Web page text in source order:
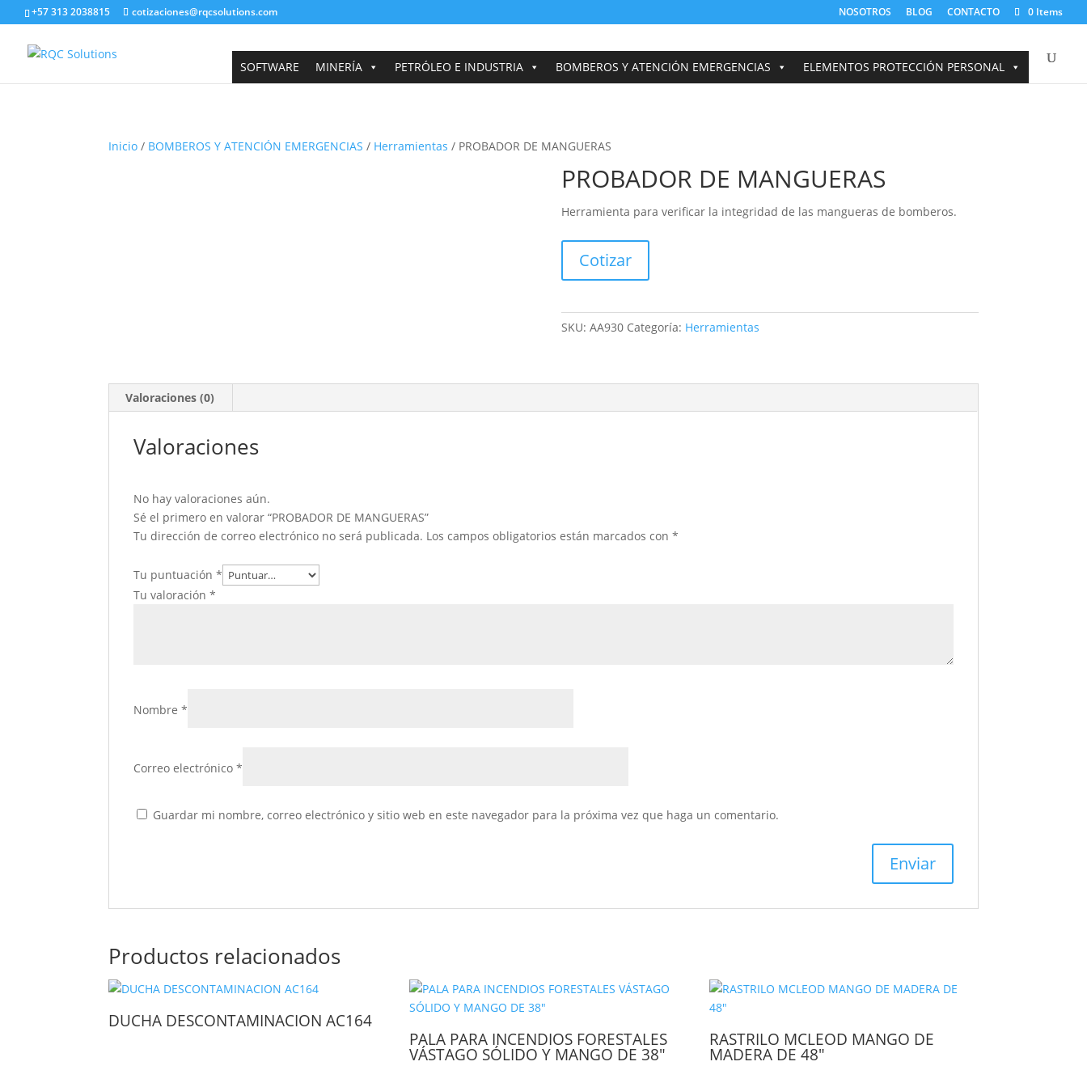
+57 313 2038815 cotizaciones@rqcsolutions.com NOSOTROS BLOG CONTACTO 0 Items
SOFTWARE MINERÍA PETRÓLEO E INDUSTRIA BOMBEROS Y ATENCIÓN EMERGENCIAS ELEMENTOS PROTECCIÓN PERSONAL
Inicio / BOMBEROS Y ATENCIÓN EMERGENCIAS / Herramientas / PROBADOR DE MANGUERAS
PROBADOR DE MANGUERAS
Herramienta para verificar la integridad de las mangueras de bomberos.
Cotizar
SKU: AA930 Categoría: Herramientas
Valoraciones (0)
Valoraciones
No hay valoraciones aún.
Sé el primero en valorar “PROBADOR DE MANGUERAS”
Tu dirección de correo electrónico no será publicada. Los campos obligatorios están marcados con*
Tu puntuación*
Tu valoración*
Nombre*
Correo electrónico*
Guardar mi nombre, correo electrónico y sitio web en este navegador para la próxima vez que haga un comentario.
Productos relacionados
DUCHA DESCONTAMINACION AC164
PALA PARA INCENDIOS FORESTALES
VÁSTAGO SÓLIDO Y MANGO DE 38″
RASTRILO MCLEOD MANGO DE
MADERA DE 48″